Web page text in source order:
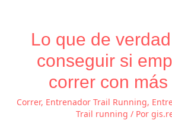
Lo que de
conseguir si
correr con
Correr, Entrenador Trail Running,
Trail running / Por
que
de
verdad
puedes
conseguir
si
empiezas